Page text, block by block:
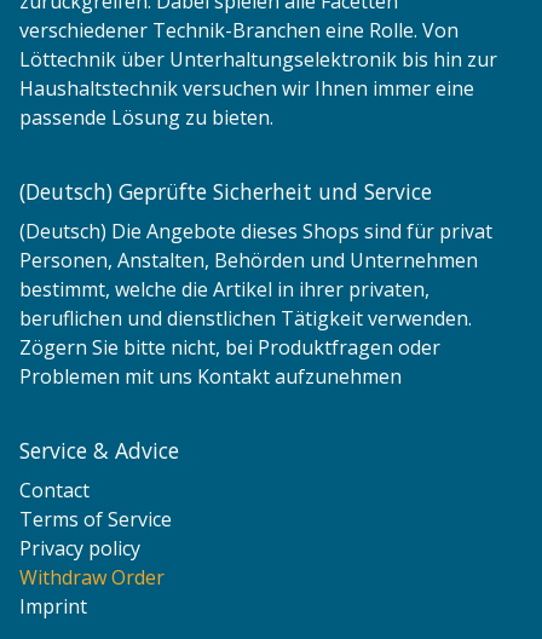
verschiedener Technik-Branchen eine Rolle. Von
Löttechnik über Unterhaltungselektronik bis hin zur
Haushaltstechnik versuchen wir Ihnen immer eine
passende Lösung zu bieten.
Service & Advice
Contact
Terms of Service
Privacy policy
Withdraw Order
Imprint
(Deutsch) Geprüfte Sicherheit und Service
(Deutsch) Die Angebote dieses Shops sind für privat
Personen, Anstalten, Behörden und Unternehmen
bestimmt, welche die Artikel in ihrer privaten,
beruflichen und dienstlichen Tätigkeit verwenden.
Zögern Sie bitte nicht, bei Produktfragen oder
Problemen mit uns Kontakt aufzunehmen